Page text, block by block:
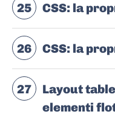
25 CSS: la
26 CSS: la
27
Layout
elementi